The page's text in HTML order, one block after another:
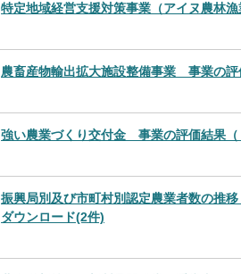
特定地域経営支援対策事業（アイヌ農林
農畜産物輸出拡大施設整備事業 事業の評
強い農業づくり交付金 事業の評価結果（
振興局別及び市町村別認定農業者数の推
ダウンロード(2件)